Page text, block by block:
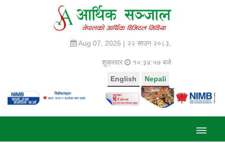
Aug 07, 2026 | २२ साउन २०८३,
शुक्रवार १०:३४:५८ बजे
Nepali
English